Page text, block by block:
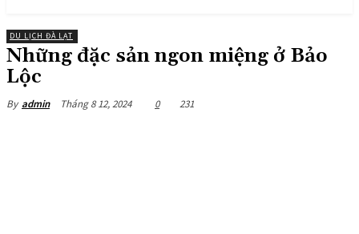
DU LỊCH ĐÀ LẠT
Những đặc sản ngon miệng ở Bảo
Lộc
By admin Tháng 8 12, 2024 0 231